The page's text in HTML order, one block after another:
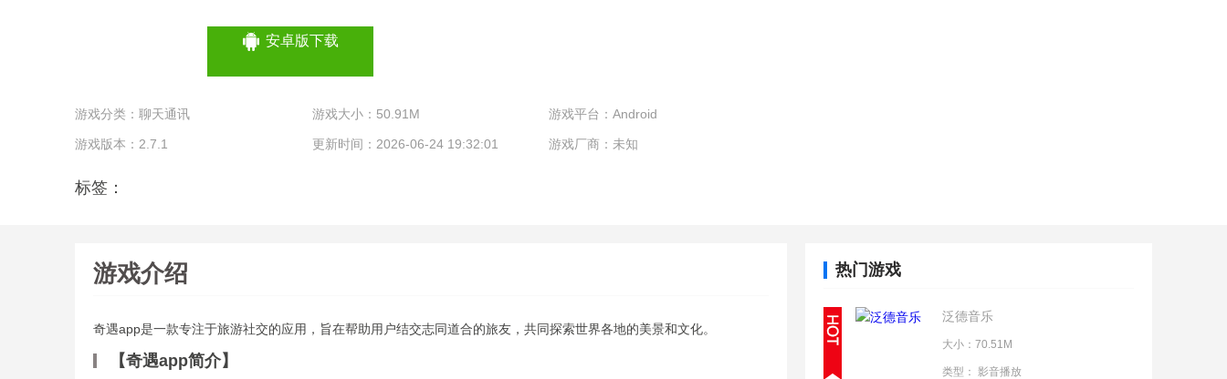
安卓版下载
游戏分类： 聊天通讯 游戏大小：50.91M 游戏平台：Android
游戏版本：2.7.1 更新时间：2026-06-24 19:32:01 游戏厂商：未知
标签：
游戏介绍
奇遇app是一款专注于旅游社交的应用，旨在帮助用户结交志同道合的旅友，共同探索世界各地的美景和文化。
【奇遇app简介】
热门游戏
泛德音乐
大小：70.51M
类型： 影音播放